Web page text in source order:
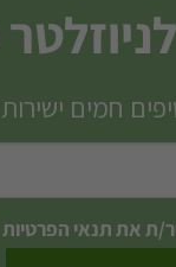
חמים
ת אתתנאי הפרטיות